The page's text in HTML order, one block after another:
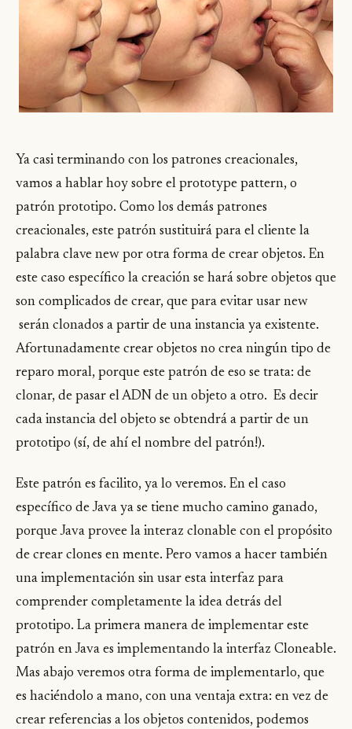
Ya casi terminando con los patrones creacionales,
vamos a hablar hoy sobre el prototype pattern, o
patrón prototipo. Como los demás patrones
creacionales, este patrón sustituirá para el cliente la
palabra clave new por otra forma de crear objetos. En
este caso específico la creación se hará sobre objetos que
son complicados de crear, que para evitar usar new
serán clonados a partir de una instancia ya existente.
Afortunadamente crear objetos no crea ningún tipo de
reparo moral, porque este patrón de eso se trata: de
clonar, de pasar el ADN de un objeto a otro. Es decir
cada instancia del objeto se obtendrá a partir de un
prototipo (sí, de ahí el nombre del patrón!).
Este patrón es facilito, ya lo veremos. En el caso
específico de Java ya se tiene mucho camino ganado,
porque Java provee la interaz clonable con el propósito
de crear clones en mente. Pero vamos a hacer también
una implementación sin usar esta interfaz para
comprender completamente la idea detrás del
prototipo. La primera manera de implementar este
patrón en Java es implementando la interfaz Cloneable.
Mas abajo veremos otra forma de implementarlo, que
es haciéndolo a mano, con una ventaja extra: en vez de
crear referencias a los objetos contenidos, podemos